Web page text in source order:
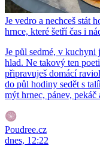
Je vedro a nechceš stát
hrnce, které šetří čas i
Je půl sedmé, v kuchyni
hlad. Ne takový ten
připravuješ domácí
do půl hodiny sedět s
mýt hrnec, pánev, pekáč
Poudree.cz
dnes, 12:22